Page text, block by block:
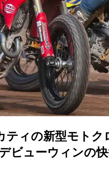
ィの新型モトク
ビューウィンの